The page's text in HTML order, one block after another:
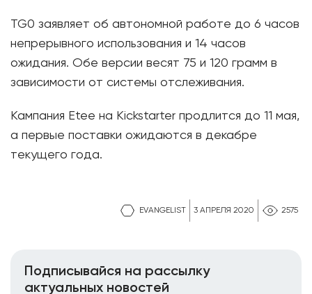
EVANGELIST 3 АПРЕЛЯ 2020 2575
TG0 заявляет об автономной работе до 6 часов
непрерывного использования и 14 часов
ожидания. Обе версии весят 75 и 120 грамм в
зависимости от системы отслеживания.
Кампания Etee на Kickstarter продлится до 11 мая,
а первые поставки ожидаются в декабре
текущего года.
Подписывайся на рассылку
актуальных новостей